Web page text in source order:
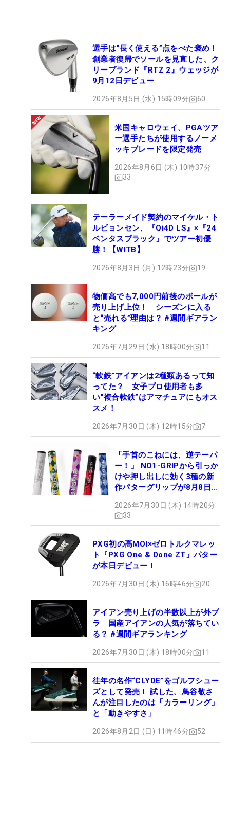
選手は“長く使える”点をべた褒め！
創業者復帰でソールを見直した、ク
リーブランド『RTZ 2』ウェッジが
9月12日デビュー
2026年8月5日 (水) 15時09分 60
米国キャロウェイ、PGAツア
ー選手たちが使用するノーメ
ッキブレードを限定発売
2026年8月6日 (木) 10時37分
33
テーラーメイド契約のマイケル・ト
ルビョンセン、『Qi4D LS』×『24
ベンタスブラック』でツアー初優
勝！【WITB】
2026年8月3日 (月) 12時23分 19
物価高でも7,000円前後のボールが
売り上げ上位！ シーズンに入る
と“売れる”理由は？ #週間ギアラン
キング
2026年7月29日 (水) 18時00分 11
“軟鉄”アイアンは2種類あるって知
ってた？ 女子プロ使用者も多
い“複合軟鉄”はアマチュアにもオス
スメ！
2026年7月30日 (木) 12時15分 7
「手首のこねには、逆テーパ
ー！」 NO1-GRIPから引っか
けや押し出しに効く3種の新
作パターグリップが8月8日デ
2026年7月30日 (木) 14時20分
33
PXG初の高MOI×ゼロトルクマレッ
ト『PXG One & Done ZT』パター
が本日デビュー！
2026年7月30日 (木) 16時46分 20
アイアン売り上げの半数以上が外ブ
ラ 国産アイアンの人気が落ちてい
る？ #週間ギアランキング
2026年7月30日 (木) 18時00分 11
往年の名作“CLYDE”をゴルフシュー
ズとして発売！ 試した、鳥谷敬さ
んが注目したのは「カラーリング」
と「動きやすさ」
2026年8月2日 (日) 11時46分 52